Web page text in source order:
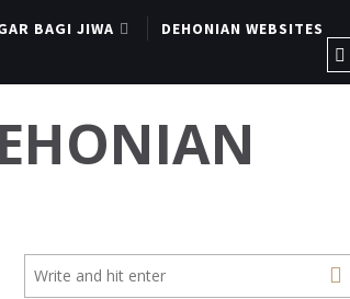
BAGI JIWA DEHONIAN WEBSITES